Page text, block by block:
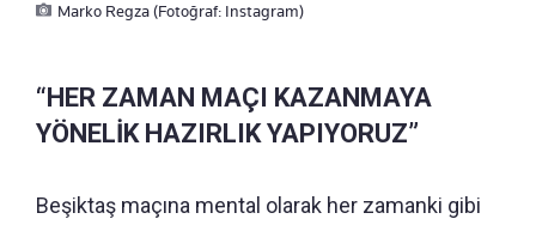
Marko Regza (Fotoğraf: Instagram)
“HER ZAMAN MAÇI KAZANMAYA
YÖNELİK HAZIRLIK YAPIYORUZ”
Beşiktaş maçına mental olarak her zamanki gibi